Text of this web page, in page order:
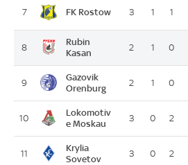
7 FK Rostow 3 1 1
8
Rubin
Kasan
2 1 0
9
Gazovik
Orenburg
2 1 0
10
Lokomotiv
e Moskau
3 0 2
11
Krylia
Sovetov
3 0 2